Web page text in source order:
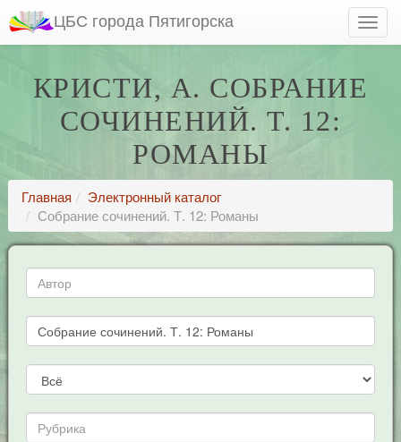
ЦБС города Пятигорска
КРИСТИ, А. СОБРАНИЕ
СОЧИНЕНИЙ. Т. 12:
РОМАНЫ
Главная
Электронный каталог
Собрание сочинений. Т. 12: Романы